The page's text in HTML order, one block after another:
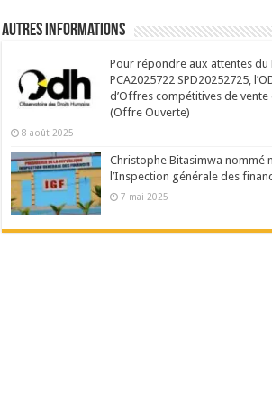
Autres Informations
Pour répondre aux attentes du
PCA2025722 SPD20252725,
d’Offres compétitives de
(Offre Ouverte)
8 août 2025
Christophe Bitasimwa nommé
l’Inspection générale des
7 mai 2025